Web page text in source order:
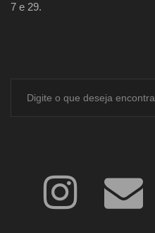
7 e 29.